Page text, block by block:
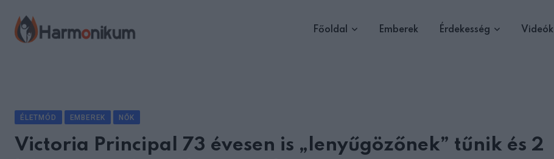
content
Főoldal Emberek Érdekesség Videók
ÉLETMÓD EMBEREK NŐK
Victoria Principal 73 évesen is „lenyűgözőnek” tűnik és 2